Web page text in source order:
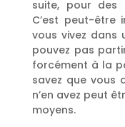
suite, pour des
C’est peut-être
vous vivez dans
pouvez pas
forcément à la
savez que vous
n’en avez peut
moyens.